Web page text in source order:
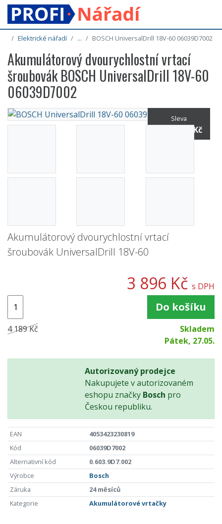
Elektrické nářadí ... BOSCH UniversalDrill 18V-60 06039D7002
Akumulátorový dvourychlostní vrtací
šroubovák BOSCH UniversalDrill 18V-60
06039D7002
Sleva
6% / -293 Kč
Akumulátorový dvourychlostní vrtací
šroubovák UniversalDrill 18V-60
3 896 Kč s DPH
Do košíku
4 189 Kč
Skladem
Pátek, 27.05.
Autorizovaný prodejce
Nakupujete v autorizovaném
eshopu značky Bosch pro
Českou republiku.
EAN
4053423230819
Kód
06039D7002
Alternativní kód
0.603.9D7.002
Výrobce
Bosch
Záruka
24 měsíců
Kategorie
Akumulátorové vrtačky